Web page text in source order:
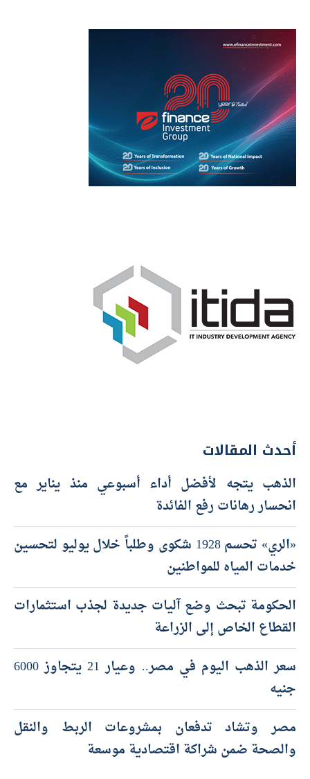
أحدث المقالات
الذهب يتجه لأفضل أداء أسبوعي منذ يناير مع
انحسار رهانات رفع الفائدة
«الري» تحسم 1928 شكوى وطلباً خلال يوليو لتحسين
خدمات المياه للمواطنين
الحكومة تبحث وضع آليات جديدة لجذب استثمارات
القطاع الخاص إلى الزراعة
سعر الذهب اليوم في مصر.. وعيار 21 يتجاوز 6000
جنيه
مصر وتشاد تدفعان بمشروعات الربط والنقل
والصحة ضمن شراكة اقتصادية موسعة